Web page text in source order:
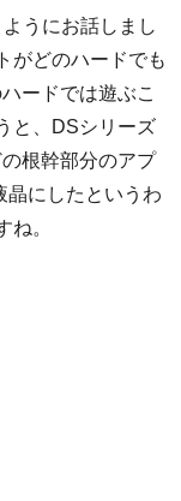
うにお話しまし
がどのハードでも
ードでは遊ぶこ
と、DSシリーズ
根幹部分のアプ
晶にしたというわ
ね。